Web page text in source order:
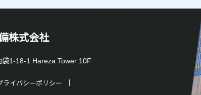
株式会社
1-18-1 Hareza Tower 10F
ライバシーポリシー